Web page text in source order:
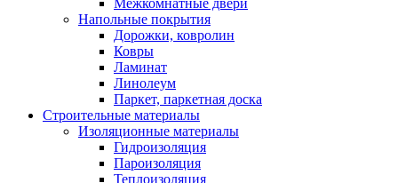
Напольные покрытия
Дорожки, ковролин
Ковры
Ламинат
Линолеум
Паркет, паркетная доска
Строительные материалы
Изоляционные материалы
Гидроизоляция
Пароизоляция
Теплоизоляция